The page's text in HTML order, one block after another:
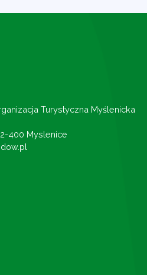
Turystyczna Myślenicka
400 Myslenice